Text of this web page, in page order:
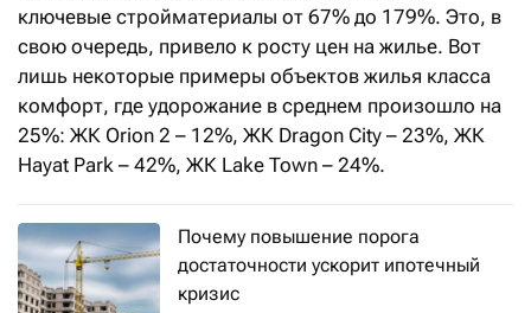
ключевые стройматериалы от 67% до 179%. Это, в
свою очередь, привело к росту цен на жилье. Вот
лишь некоторые примеры объектов жилья класса
комфорт, где удорожание в среднем произошло на
25%: ЖК Orion 2 – 12%, ЖК Dragon City – 23%, ЖК
Hayat Park – 42%, ЖК Lake Town – 24%.
Почему повышение порога
достаточности ускорит ипотечный
кризис